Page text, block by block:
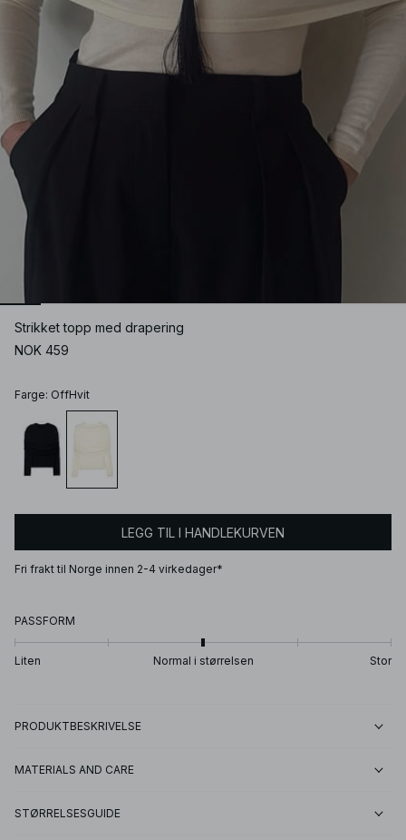
Strikket topp med drapering
NOK 459
Farge: OffHvit
LEGG TIL I HANDLEKURVEN
Fri frakt til Norge innen 2-4 virkedager*
PASSFORM
Liten Normal i størrelsen Stor
PRODUKTBESKRIVELSE
MATERIALS AND CARE
STØRRELSESGUIDE